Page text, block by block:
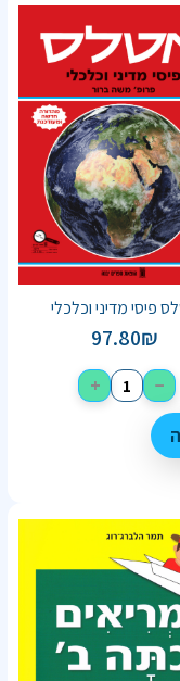
פיסי מדיני וכלכלי
97.80₪
−
+